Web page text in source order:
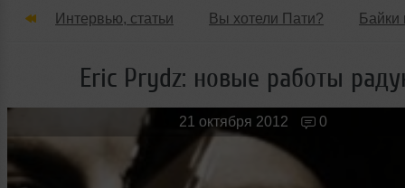
Интервью, статьи Вы хотели Пати? Байки
Танцевальные стили Обзоры Вечеринок и
Новые лица Мужчина & Женщина
Eric Prydz: новые работы
21 октября 2012 0